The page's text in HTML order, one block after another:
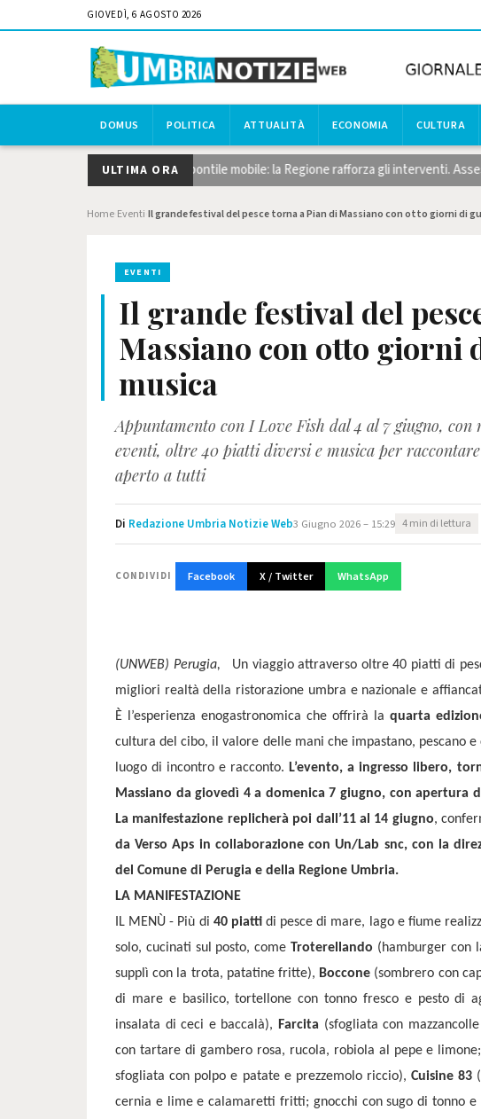
GIOVEDÌ, 6 AGOSTO 2026
DOMUS POLITICA ATTUALITÀ ECONOMIA CULTURA
ULTIMA ORA
del canneto, dragaggi e pontile mobile: la Regione rafforza gli interventi.
Home Eventi Il grande festival del pesce torna a Pian di Massiano con otto giorni di
EVENTI
Il grande festival del
Massiano con otto giorni
musica
Appuntamento con I Love Fish dal 4 al 7 giugno, con
eventi, oltre 40 piatti diversi e musica per
aperto a tutti
Di Redazione Umbria Notizie Web3 Giugno 2026 – 15:29 4 min di lettura
CONDIVIDI Facebook X / Twitter WhatsApp
(UNWEB) Perugia,
Un viaggio attraverso oltre 40 piatti di
migliori realtà della ristorazione umbra e nazionale e
È l’esperienza enogastronomica che offrirà laquarta
cultura del cibo, il valore delle mani che impastano, pescano
luogo di incontro e racconto. L’evento, a ingresso libero,
Massiano da giovedì 4 a domenica 7 giugno, con apertura
La manifestazione replicherà poi dall’11 al 14 giugno,
da Verso Aps in collaborazione con Un/Lab snc, con la
del Comune di Perugia e della Regione Umbria.
LA MANIFESTAZIONE
IL MENÙ - Più di 40 piattidi pesce di mare, lago e fiume
solo, cucinati sul posto, comeTroterellando (hamburger con
supplì con la trota, patatine fritte), Boccone (sombrero con
di mare e basilico, tortellone con tonno fresco e pesto di
insalata di ceci e baccalà),
Farcita (sfogliata con
con tartare di gambero rosa, rucola, robiola al pepe e
sfogliata con polpo e patate e prezzemolo riccio), Cuisine 83
cernia e lime e calamaretti fritti; gnocchi con sugo di tonno e